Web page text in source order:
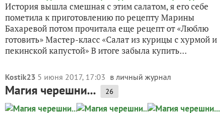
История вышла смешная с этим салатом, я его себе
пометила к приготовлению по рецепту Марины
Бахаревой потом прочитала еще рецепт от «Люблю
готовить» Мастер-класс «Салат из курицы с хурмой и
пекинской капустой» В итоге забыла купить...
Kostik23 5 июня 2017, 17:03 в личный журнал
Магия черешни... 26